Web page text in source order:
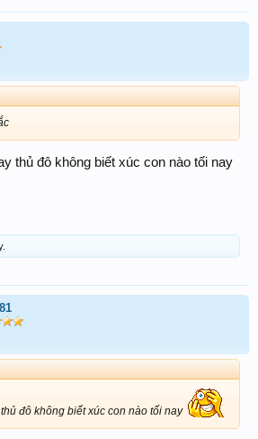
thủ đô không biết xúc con nào tối nay
đô không biết xúc con nào tối nay